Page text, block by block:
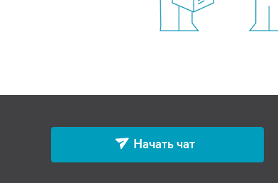
Начать чат